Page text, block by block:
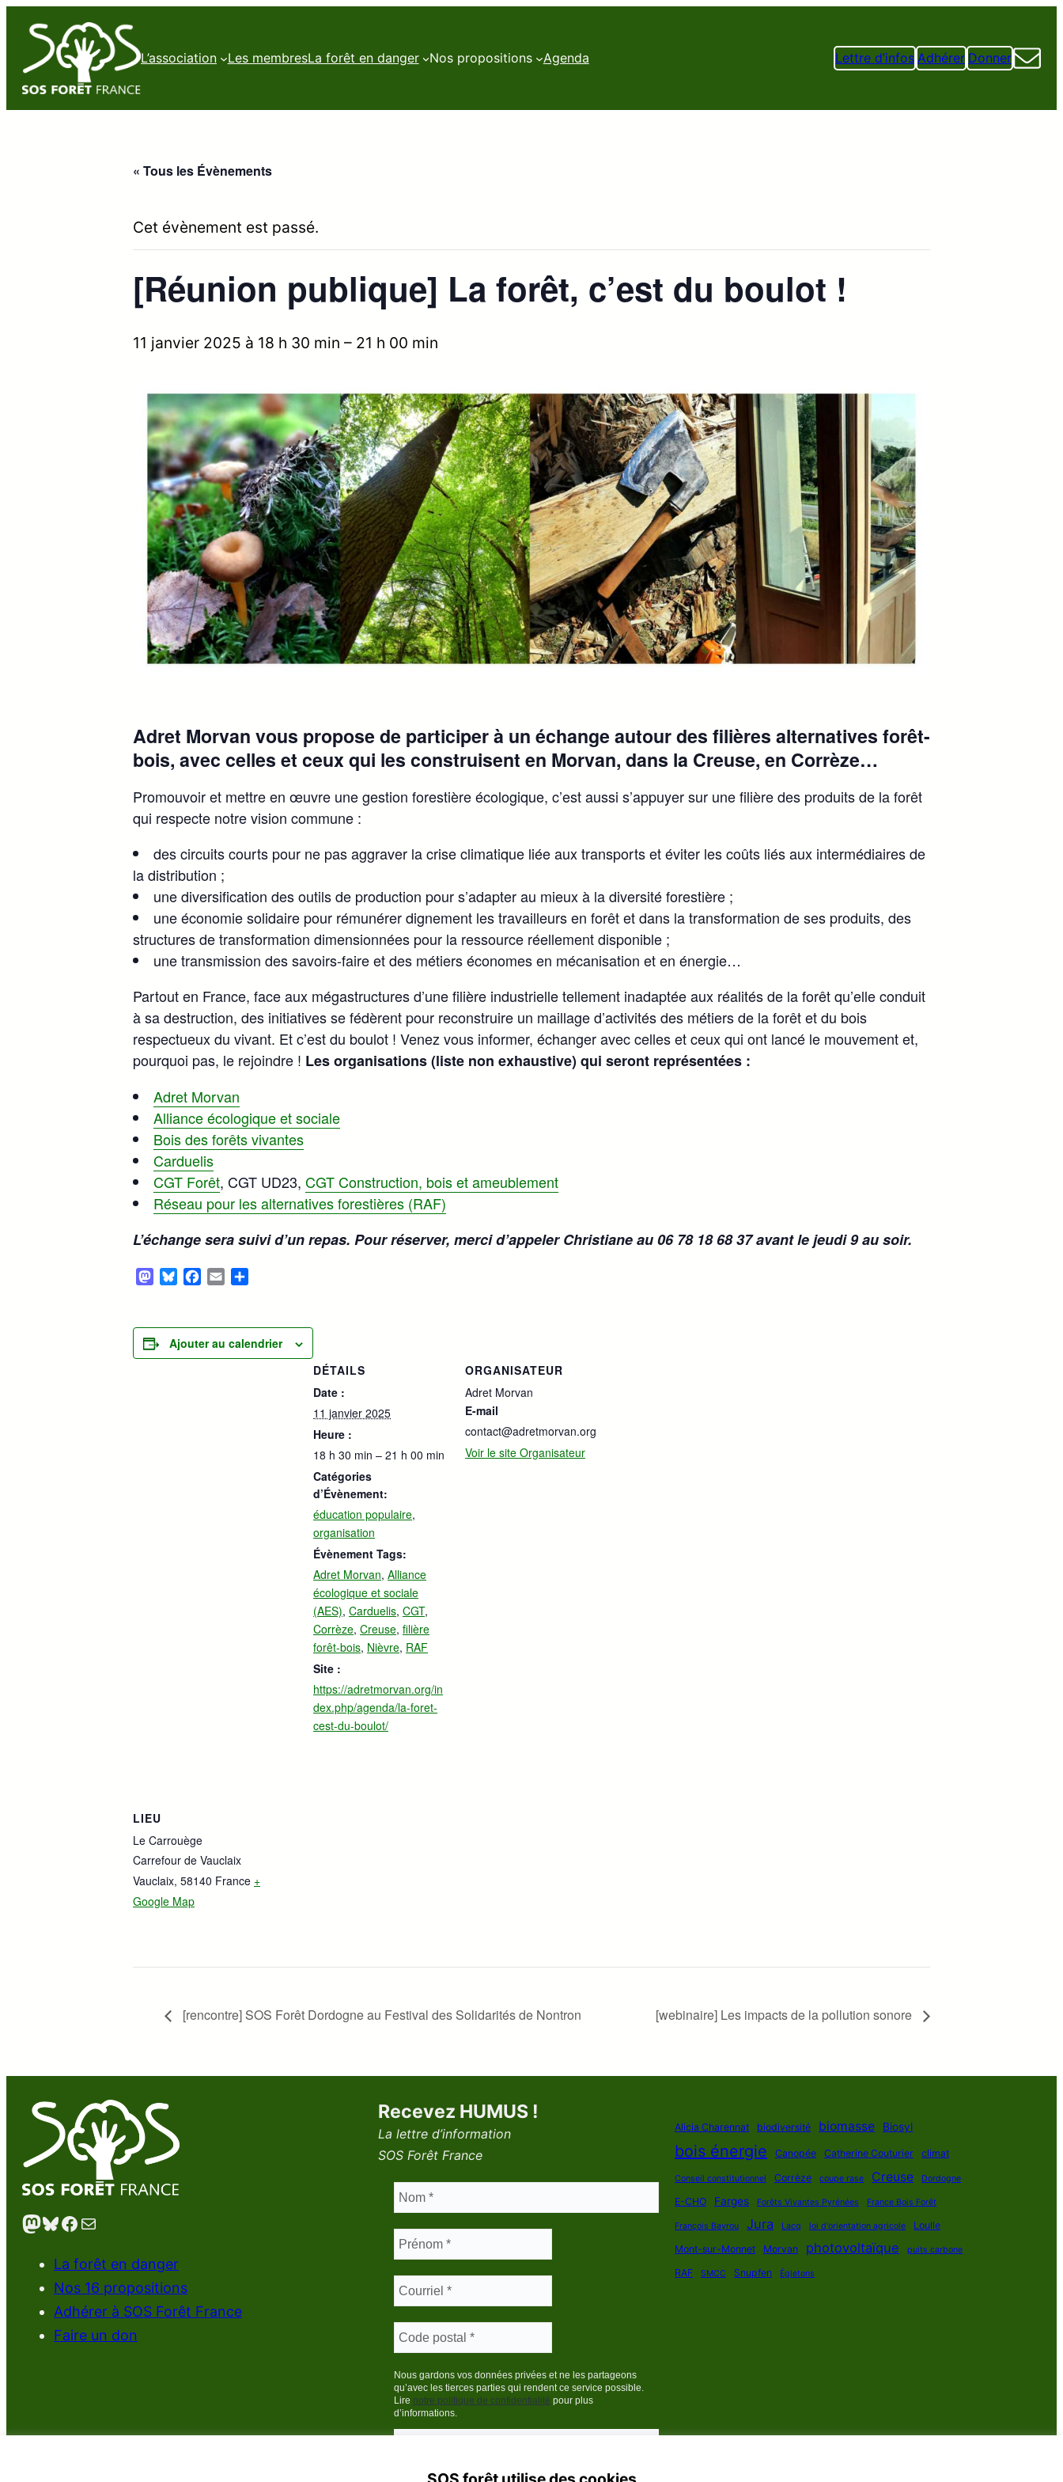
L’association Les membresLa forêt en danger Nos propositions Agenda Lettre d’infos Adhérer Donner
« Tous les Évènements
Cet évènement est passé.
[Réunion publique] La forêt, c’est du boulot !
11 janvier 2025 à 18 h 30 min – 21 h 00 min
Adret Morvan vous propose de participer à un échange autour des filières alternatives forêt-
bois, avec celles et ceux qui les construisent en Morvan, dans la Creuse, en Corrèze…
Promouvoir et mettre en œuvre une gestion forestière écologique, c’est aussi s’appuyer sur une filière des produits de la forêt
qui respecte notre vision commune :
des circuits courts pour ne pas aggraver la crise climatique liée aux transports et éviter les coûts liés aux intermédiaires de
la distribution ;
une diversification des outils de production pour s’adapter au mieux à la diversité forestière ;
une économie solidaire pour rémunérer dignement les travailleurs en forêt et dans la transformation de ses produits, des
structures de transformation dimensionnées pour la ressource réellement disponible ;
une transmission des savoirs-faire et des métiers économes en mécanisation et en énergie…
Partout en France, face aux mégastructures d’une filière industrielle tellement inadaptée aux réalités de la forêt qu’elle conduit
à sa destruction, des initiatives se fédèrent pour reconstruire un maillage d’activités des métiers de la forêt et du bois
respectueux du vivant. Et c’est du boulot ! Venez vous informer, échanger avec celles et ceux qui ont lancé le mouvement et,
pourquoi pas, le rejoindre ! Les organisations (liste non exhaustive) qui seront représentées :
Adret Morvan
Alliance écologique et sociale
Bois des forêts vivantes
Carduelis
CGT Forêt, CGT UD23, CGT Construction, bois et ameublement
Réseau pour les alternatives forestières (RAF)
L’échange sera suivi d’un repas. Pour réserver, merci d’appeler Christiane au 06 78 18 68 37 avant le jeudi 9 au soir.
MastodonBlueskyFacebook
Email
Ajouter au calendrier
DÉTAILS
Date :
11 janvier 2025
Heure :
18 h 30 min – 21 h 00 min
Catégories
d’Évènement:
éducation populaire,
organisation
Évènement Tags:
Adret Morvan, Alliance
écologique et sociale
(AES), Carduelis, CGT,
Corrèze, Creuse, filière
forêt-bois, Nièvre, RAF
Site :
https://adretmorvan.org/in
dex.php/agenda/la-foret-
cest-du-boulot/
ORGANISATEUR
Adret Morvan
E-mail
contact@adretmorvan.org
Voir le site Organisateur
LIEU
Le Carrouège
Carrefour de Vauclaix
Vauclaix, 58140 France +
Google Map
[rencontre] SOS Forêt Dordogne au Festival des Solidarités de Nontron [webinaire] Les impacts de la pollution sonore
Mastodon Bluesky Facebook E-mail
La forêt en danger
Nos 16 propositions
Adhérer à SOS Forêt France
Faire un don
Recevez HUMUS !
La lettre d’information
SOS Forêt France
Nous gardons vos données privées et ne les partageons
qu’avec les tierces parties qui rendent ce service possible.
Lire notre politique de confidentialité pour plus
d’informations.
Alicia Charennat biodiversité biomasse Biosyl
bois énergie Canopée Catherine Couturier climat
Conseil constitutionnel Corrèze coupe rase Creuse Dordogne
E-CHO Farges Forêts Vivantes Pyrénées France Bois Forêt
François Bayrou Jura Lacq loi d'orientation agricole
Loulle
Mont-sur-Monnet
Morvan photovoltaïque puits carbone
RAF SMCC Snupfen Égletons